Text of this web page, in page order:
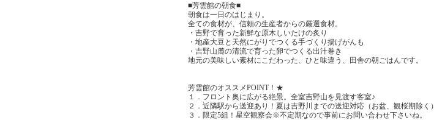
■芳雲館の朝食■
朝食は一日のはじまり。
全ての食材が、信頼の生産者からの厳選食材。
・吉野で育った新鮮な原木しいたけの炙り
・地産大豆と天然にがりでつくる手づくり揚げがんも
・吉野山麓の清流で育った卵でつくる出汁巻き
地元の美味しい素材にこだわった、ひと味違う、田舎の朝ごはんです。
芳雲館のオススメPOINT！★
１．フロント奥に広がる絶景。全室吉野山を見渡す客室♪
２．近隣駅から送迎あり！夏は吉野川までの送迎対応（お盆、観桜期除く）
３．限定5組！星空観察会※不定期なので事前にお問い合わせ下さいね。